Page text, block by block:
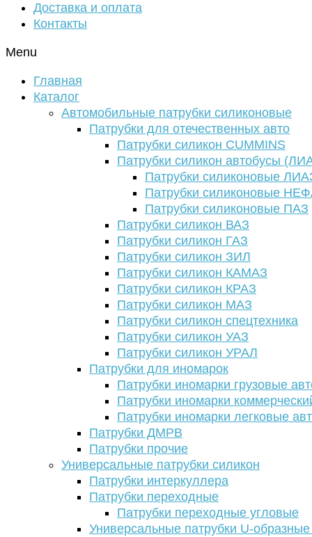
Доставка и оплата
Контакты
Menu
Главная
Каталог
Автомобильные патрубки силиконовые
Патрубки для отечественных авто
Патрубки силикон CUMMINS
Патрубки силикон автобусы
Патрубки силиконовые
Патрубки силиконовые
Патрубки силиконовые ПАЗ
Патрубки силикон ВАЗ
Патрубки силикон ГАЗ
Патрубки силикон ЗИЛ
Патрубки силикон КАМАЗ
Патрубки силикон КРАЗ
Патрубки силикон МАЗ
Патрубки силикон спецтехника
Патрубки силикон УАЗ
Патрубки силикон УРАЛ
Патрубки для иномарок
Патрубки иномарки грузовые
Патрубки иномарки
Патрубки иномарки легковые
Патрубки ДМРВ
Патрубки прочие
Универсальные патрубки силикон
Патрубки интеркуллера
Патрубки переходные
Патрубки переходные угловые
Универсальные патрубки U-